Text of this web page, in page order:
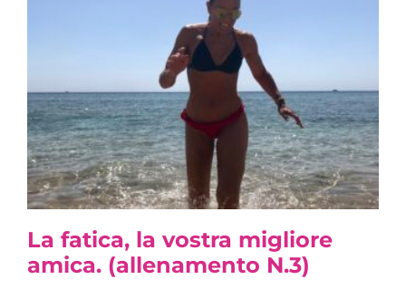
La fatica, la vostra migliore
amica. (allenamento N.3)